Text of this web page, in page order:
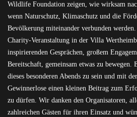
Wildlife Foundation zeigen, wie wirksam
wenn Naturschutz, Klimaschutz und die
Bevölkerung miteinander verbunden
Charity-Veranstaltung in der Villa
inspirierenden Gesprächen, großem
Bereitschaft, gemeinsam etwas zu bewegen.
dieses besonderen Abends zu sein und mit
Gewinnerlose einen kleinen Beitrag zum
zu dürfen. Wir danken den Organisatoren,
zahlreichen Gästen für ihren Einsatz und